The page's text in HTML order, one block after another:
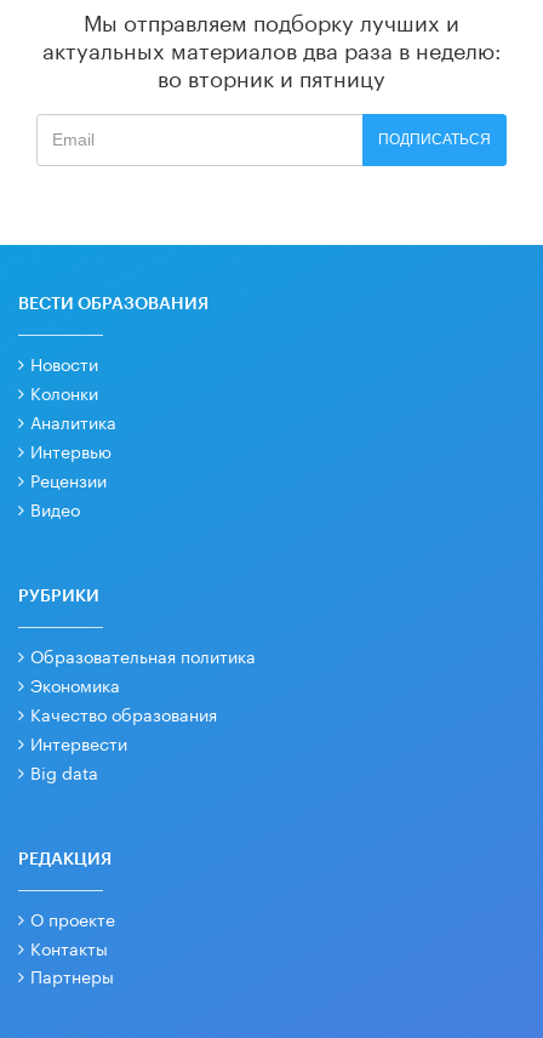
Мы отправляем подборку лучших и
актуальных материалов два раза в неделю:
во вторник и пятницу
ПОДПИСАТЬСЯ
ВЕСТИ ОБРАЗОВАНИЯ
Новости
Колонки
Аналитика
Интервью
Рецензии
Видео
РУБРИКИ
Образовательная политика
Экономика
Качество образования
Интервести
Big data
РЕДАКЦИЯ
О проекте
Контакты
Партнеры